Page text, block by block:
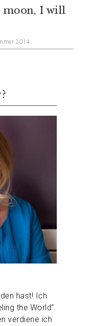
moon, I will
2014
hast! Ich
the World".
verdiene ich